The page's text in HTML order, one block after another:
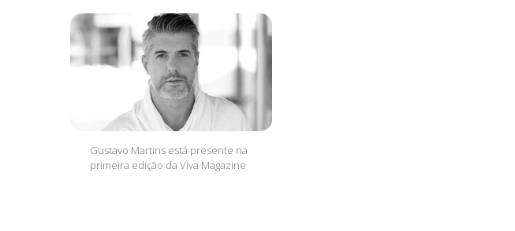
Gustavo Martins está presente na
primeira edição da Viva Magazine